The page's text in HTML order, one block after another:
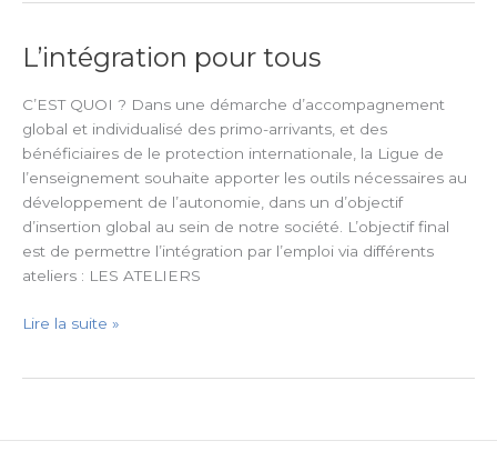
L’intégration pour tous
C’EST QUOI ? Dans une démarche d’accompagnement
global et individualisé des primo-arrivants, et des
bénéficiaires de le protection internationale, la Ligue de
l’enseignement souhaite apporter les outils nécessaires au
développement de l’autonomie, dans un d’objectif
d’insertion global au sein de notre société. L’objectif final
est de permettre l’intégration par l’emploi via différents
ateliers : LES ATELIERS
L’intégration
tous
Lire la suite »